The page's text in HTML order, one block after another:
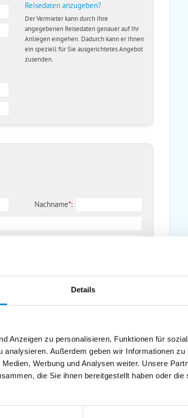
Details
Anzeigen zu personalisieren, Funktionen für
analysieren. Außerdem geben wir Informationen
Werbung und Analysen weiter. Unsere
die Sie ihnen bereitgestellt haben oder
Reisedaten anzugeben?
Der Vermieter kann durch Ihre
angegebenen Reisedaten genauer auf Ihr
Anliegen eingehen. Dadurch kann er Ihnen
ein speziell für Sie ausgerichtetes Angebot
zusenden.
Nachname*: